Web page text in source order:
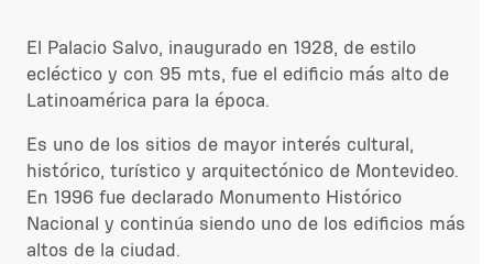
El Palacio Salvo, inaugurado en 1928, de estilo
ecléctico y con 95 mts, fue el edificio más alto de
Latinoamérica para la época.
Es uno de los sitios de mayor interés cultural,
histórico, turístico y arquitectónico de Montevideo.
En 1996 fue declarado Monumento Histórico
Nacional y continúa siendo uno de los edificios más
altos de la ciudad.